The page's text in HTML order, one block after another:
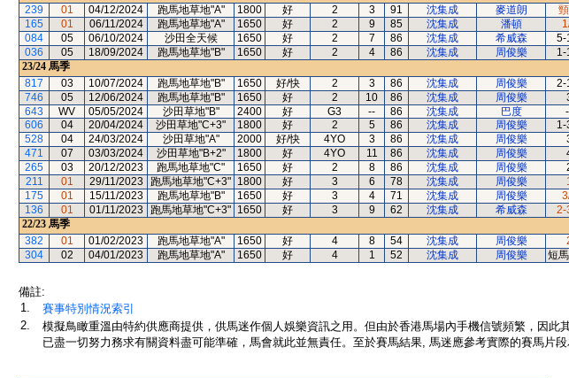
239
01 04/12/2024 跑馬地草地"A" 1800 好 2 3 91 沈集成 麥道朗
165
01 06/11/2024 跑馬地草地"A" 1650 好 2 9 85 沈集成 潘頓
084
05 06/10/2024 沙田全天候 1650 好 2 7 86 沈集成 希威森 5-
036
05 18/09/2024 跑馬地草地"B" 1650 好 2 4 86 沈集成 周俊樂 1-
23/24 馬季
817
03 10/07/2024 跑馬地草地"B" 1650 好/快 2 3 86 沈集成 周俊樂 2-
746
05 12/06/2024 跑馬地草地"B" 1650 好 2 10 86 沈集成 周俊樂
643
WV 05/05/2024 沙田草地"B" 2400 好 G3 -- 86 沈集成 巴度
606
04 20/04/2024 沙田草地"C+3" 1800 好 2 5 86 沈集成 周俊樂 1-
528
04 24/03/2024 沙田草地"A" 2000 好/快 4YO 3 86 沈集成 周俊樂
471
07 03/03/2024 沙田草地"B+2" 1800 好 4YO 11 86 沈集成 周俊樂
265
03 20/12/2023 跑馬地草地"C" 1650 好 2 8 86 沈集成 周俊樂
211
01 29/11/2023 跑馬地草地"C+3" 1800 好 3 6 78 沈集成 周俊樂
175
01 15/11/2023 跑馬地草地"B" 1650 好 3 4 71 沈集成 周俊樂
136
01 01/11/2023 跑馬地草地"C+3" 1650 好 3 9 62 沈集成 希威森 2-
22/23 馬季
382
01 01/02/2023 跑馬地草地"A" 1650 好 4 8 54 沈集成 周俊樂
304
02 04/01/2023 跑馬地草地"A" 1650 好 4 1 52 沈集成 周俊樂 短
備註:
1.
賽事特別情況索引
2.
模擬鳥瞰重溫由特約供應商提供，供馬迷作個人娛樂資訊之用。但由於香港馬場內手機信號頻繁，因
已盡一切努力務求有關資料盡可能準確，馬會就此並無責任。至於賽馬結果, 馬迷應參考實際的賽馬片段